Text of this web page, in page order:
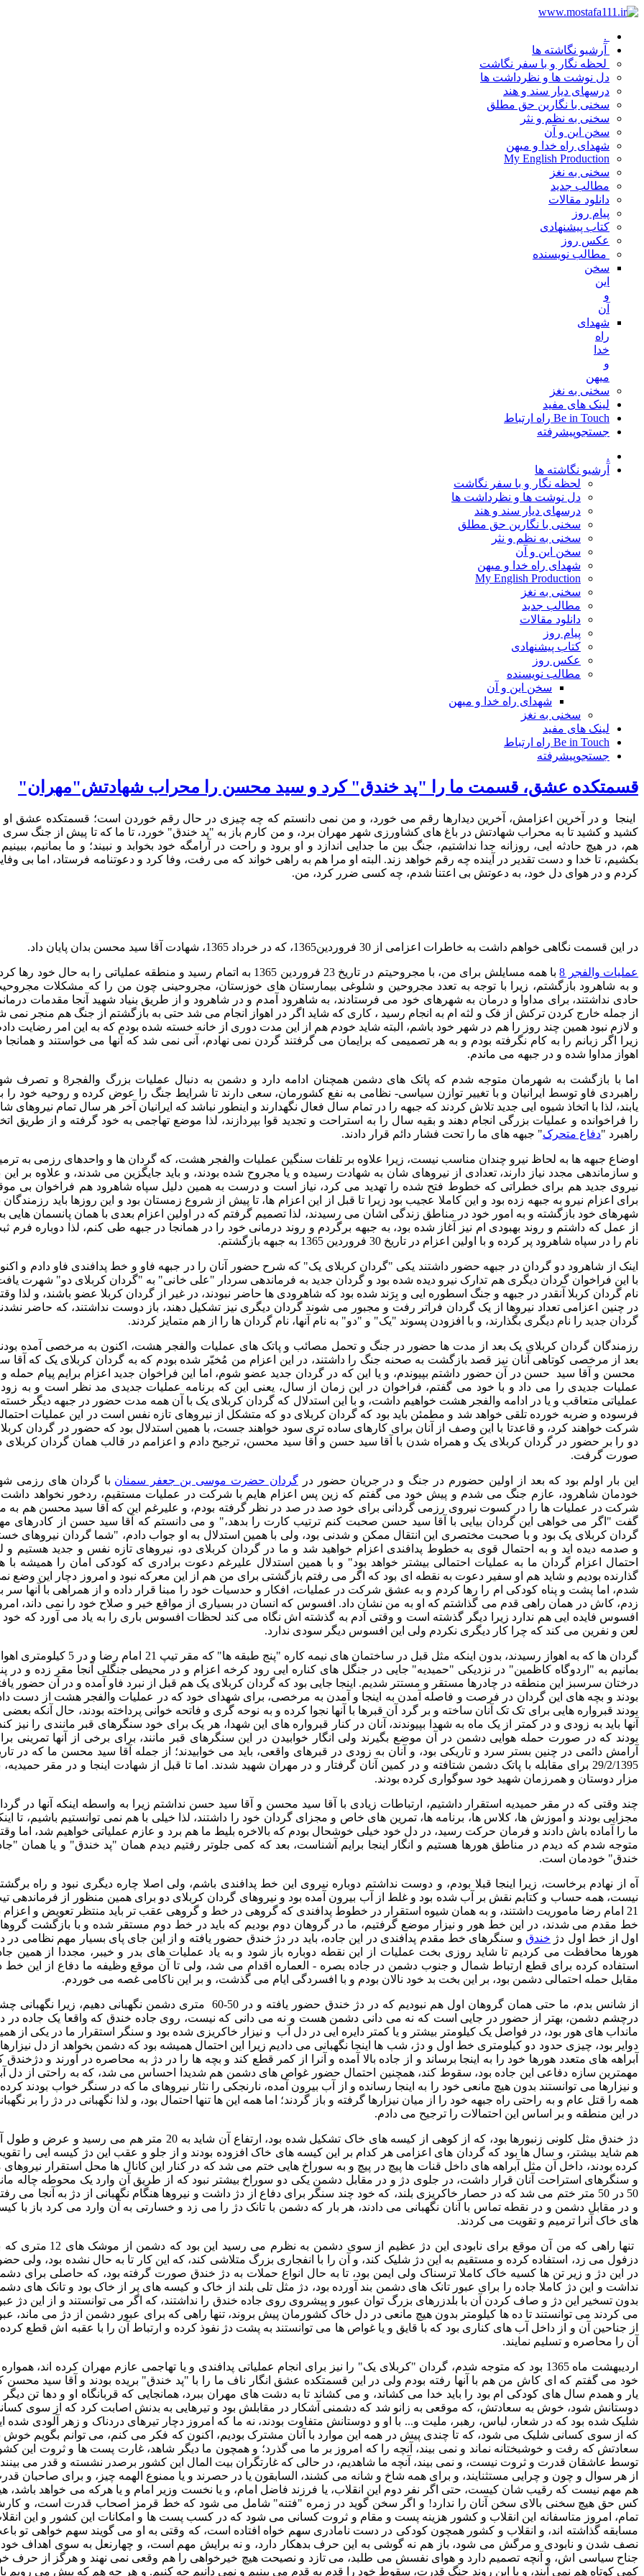
.
آرشیو نگاشته ها
لحظه نگار و با سفر نگاشت
دل نوشت ها و نظرداشت ها
درسهای دیار سند و هند
سخنی با نگارین حق مطلق
سخنی به نظم و نثر
سخن این و آن
شهدای راه خدا و میهن
My English Production
سخنی به نغز
مطالب جدید
دانلود مقالات
پیام روز
کتاب پیشنهادی
عکس روز
مطالب نویسنده
سخن
این
و
آن
شهدای
راه
خدا
و
میهن
سخنی به نغز
لینک های مفید
Be in Touch راه ارتباط
جستجوپیشرفته
.
آرشیو نگاشته ها
لحظه نگار و با سفر نگاشت
دل نوشت ها و نظرداشت ها
درسهای دیار سند و هند
سخنی با نگارین حق مطلق
سخنی به نظم و نثر
سخن این و آن
شهدای راه خدا و میهن
My English Production
سخنی به نغز
مطالب جدید
دانلود مقالات
پیام روز
کتاب پیشنهادی
عکس روز
مطالب نویسنده
سخن این و آن
شهدای راه خدا و میهن
سخنی به نغز
لینک های مفید
Be in Touch راه ارتباط
جستجوپیشرفته
قسمتکده عشق، قسمت ما را "پد خندق" کرد و سید محسن را محراب شهادتش"مهران"
اینجا و در آخرین اعزامش، آخرین دیدارها رقم می خورد، و من نمی دانستم که چه چیزی در حال رقم خوردن است؛ قسمتکده عشق او
کشید و کشید تا به محراب شهادتش در باغ های کشاورزی شهر مهران برد، و من کارم باز به "پد خندق" خورد، تا ما که تا پیش از جنگ سری
هم، در هیچ حادثه ایی، روزانه جدا نداشتیم، جنگ بین ما جدایی اندازد و او برود و راحت در آرامگه خود بخوابد و نبیند؛ و ما بمانیم،
بکشیم، تا خدا و دست تقدیر در آینده چه رقم خواهد زند. البته او مرا هم به راهی خواند که می رفت، وفا کرد و دعوتنامه فرستاد، اما بی
کردم و در هوای دل خود، به دعوتش بی اعتنا شدم، چه کسی ضرر کرد، من.
در این قسمت نگاهی خواهم داشت به خاطرات اعزامی از 30 فروردین1365، که در خرداد 1365، شهادت آقا سید محسن بدان پایان داد.
عملیات والفجر 8
با همه مسایلش برای من، با مجروحیتم در تاریخ 23 فروردین 1365 به اتمام رسید و منطقه عملیاتی را به حال خود رها
و به شاهرود بازگشتم، زیرا با توجه به تعدد مجروحین و شلوغی بیمارستان های خوزستان، مجروحینی چون من را که مشکلات
حادی نداشتند، برای مداوا و درمان به شهرهای خود می فرستادند، به شاهرود آمدم و در شاهرود و از طریق بنیاد شهید آنجا مقدمات
از جمله خارج کردن ترکش از فک و لثه ام به انجام رسید ، کاری که شاید اگر در اهواز انجام می شد حتی به بازگشتم از جنگ هم منجر نمی
و لازم نبود همین چند روز را هم در شهر خود باشم، البته شاید خودم هم از این مدت دوری از خانه خسته شده بودم که به این امر رضایت
زیرا اگر زبانم را به کام نگرفته بودم و به هر تصمیمی که برایمان می گرفتند گردن نمی نهادم، آنی نمی شد که آنها می خواستند و همانجا
اهواز مداوا شده و در جبهه می ماندم.
اما با بازگشت به شهرمان متوجه شدم که پاتک های دشمن همچنان ادامه دارد و دشمن به دنبال عملیات بزرگ
راهبردی فاو توسط ایرانیان و با تغییر توازن سیاسی- نظامی به نفع کشورمان، سعی دارند تا شرایط جنگ را عوض کرده و روحیه خود را
یابند، لذا با اتخاذ شیوه ایی جدید تلاش کردند که جبهه را در تمام سال فعال نگهدارند و اینطور نباشد که ایرانیان آخر هر سال تمام نیروهای
را فراخوانده و عملیات بزرگی انجام دهند و بقیه سال را به استراحت و تجدید قوا بپردازند، لذا موضع تهاجمی به خود گرفته و از طریق
راهبرد "دفاع متحرک" جبهه های ما را تحت فشار دائم قرار دادند.
اوضاع جبهه ها به لحاظ نیرو چندان مناسب نیست، زیرا علاوه بر تلفات سنگین عملیات والفجر هشت، که گردان ها و واحدهای رزمی به
و سازماندهی مجدد نیاز دارند، تعدادی از نیروهای شان به شهادت رسیده و یا مجروح شده بودند، و باید جایگزین می شدند، و علاوه بر این
نیروی جدید هم برای خطراتی که خطوط فتح شده را تهدید می کرد، نیاز است و درست به همین دلیل سپاه شاهرود هم فراخوان بی
برای اعزام نیرو به جبهه زده بود و این کاملا عجیب بود زیرا تا قبل از این اعزام ها، تا پیش از شروع زمستان بود و این روزها باید رزمندگان
شهرهای خود بازگشته و به امور خود در مناطق زندگی اشان می رسیدند، لذا تصمیم گرفتم که در اولین اعزام بعدی با همان پانسمان هایی
از عمل که داشتم و روند بهبودی ام نیز آغاز شده بود، به جبهه برگردم و روند درمانی خود را در همانجا در جبهه طی کنم، لذا دوباره فرم
نام را در سپاه شاهرود پر کرده و با اولین اعزام در تاریخ 30 فروردین 1365 به جبهه بازگشتم.
اینک از شاهرود دو گردان در جبهه حضور داشتند یکی "گردان کربلای یک" که شرح حضور آنان را در جبهه فاو و خط پدافندی فاو دادم و
با این فراخوان گردان دیگری هم تدارک نیرو دیده شده بود و گردان جدید به فرماندهی سردار "علی خانی" به "گردان کربلای دو" شهرت
نام گردان کربلا آنقدر در جبهه و جنگ اسطوره ایی و بِرَند شده بود که شاهرودی ها حاضر نبودند، در غیر از گردان کربلا عضو باشند، و لذا
در چنین اعزامی تعداد نیروها از یک گردان فراتر رفت و مجبور می شوند گردان دیگری نیز تشکیل دهند، باز دوست نداشتند، که حاضر
گردان جدید را نام دیگری بگذارند، و با افزودن پسوند "یک" و "دو" به نام آنها، نام گردان ها را از هم متمایز کردند.
رزمندگان گردان کربلای یک بعد از مدت ها حضور در جنگ و تحمل مصائب و پاتک های عملیات والفجر هشت، اکنون به مرخصی آمده
بعد از مرخصی کوتاهی آنان نیز قصد بازگشت به صحنه جنگ را داشتند، در این اعزام من مُخیّر شده بودم که به گردان کربلای یک که آقا
محسن و آقا سید حسن در آن حضور داشتم بپیوندم، و یا این که در گردان جدید عضو شوم، اما این فراخوان جدید اعزام برایم پیام حمله و
عملیات جدیدی را می داد و با خود می گفتم، فراخوان در این زمان از سال، یعنی این که برنامه عملیات جدیدی مد نظر است و به
عملیاتی متعاقب و یا در ادامه والفجر هشت خواهیم داشت، و با این استدلال که گردان کربلای یک با آن همه مدت حضور در جبهه دیگر
فرسوده و ضربه خورده تلقی خواهد شد و مطمئن باید بود که گردان کربلای دو که متشکل از نیروهای تازه نفس است در این عملیات
شرکت خواهند کرد، و قاعدتا با این وصف از آنان برای کارهای ساده تری سود خواهند جست، با همین استدلال بود که حضور در گردان
دو را بر حضور در گردان کربلای یک و همراه شدن با آقا سید حسن و آقا سید محسن، ترجیح دادم و اعزامم در قالب همان گردان کربلای
صورت گرفت.
این بار اولم بود که بعد از اولین حضورم در جنگ و در جریان حضور درگردان حضرت موسی بن جعفر سمنان با گردان های رزمی
خودمان شاهرود، عازم جنگ می شدم و پیش خود می گفتم که زین پس اعزام هایم با شرکت در عملیات مستقیم، ردخور نخواهد
شرکت در عملیات ها را در کسوت نیروی رزمی گردانی برای خود صد در صد در نظر گرفته بودم، و علیرغم این که آقا سید محسن هم به
گفت "اگر می خواهی این گردان بیایی با آقا سید حسن صحبت کنم ترتیب کارت را بدهد،" و می دانستم که آقا سید حسن از کادرهای
گردان کربلای یک بود و با صحبت مختصری این انتقال ممکن و شدنی بود، ولی با همین استدلال به او جواب دادم، "شما گردان نیروهای
و صدمه دیده اید و به احتمال قوی به خطوط پدافندی اعزام خواهید شد و ما در گردان کربلای دو، نیروهای تازه نفس و جدید هستیم و
احتمال اعزام گردان ما به عملیات احتمالی بیشتر خواهد بود" و با همین استدلال علیرغم دعوت برادری که کودکی امان را همیشه با
گذارنده بودیم و شاید هم او سفیر دعوت به نقطه ای بود که اگر می رفتم بازگشتی برای من هم از این معرکه نبود و امروز دچار این وضع
شدم، اما پشت و پناه کودکی ام را رها کردم و به عشق شرکت در عملیات، افکار و حدسیات خود را مبنا قرار داده و از همراهی با آنها سر
زدم، کاش در همان راهی قدم می گذاشتم که او به من نشان داد. افسوس که انسان در بسیاری از مواقع خیر و صلاح خود را نمی داند،
افسوس فایده ایی هم ندارد زیرا دیگر گذشته است و وقتی آدم به گذشته اش نگاه می کند لحظات افسوس باری را به یاد می آورد که خود
لعن و نفرین می کند که چرا کار دیگری نکردم ولی این افسوس دیگر سودی ندارد.
گردان ها که به اهواز رسیدند، بدون اینکه مثل قبل در ساختمان های نیمه کاره "پنج طبقه ها" که مقر تیپ 21 امام رضا و در
بمانیم به "اردوگاه کاظمین" در نزدیکی "حمیدیه" جایی در جنگل های کناره ایی رود کرخه اعزام و در محیطی جنگلی آنجا مقر زده و در
درختان سرسبز این منطقه در چادرها مستقر و مستتر شدیم. اینجا جایی بود که گردان کربلای یک هم قبل از نبرد فاو آمده و در آن حضور
بودند و بچه های این گردان در فرصت و فاصله آمدن به اینجا و آمدن به مرخصی، برای شهدای خود که در عملیات والفجر هشت از دست
بودند قبرواره هایی برای تک تک آنان ساخته و بر گرد آن قبرها با آنها نجوا کرده و به نوحه گری و فاتحه خوانی پرداخته بودند، حال آنکه بعضی
آنها باید به زودی و در کمتر از یک ماه به شهدا بپیوندند، آنان در کنار قبرواره های این شهدا، هر یک برای خود سنگرهای قبر مانندی را نیز
بودند که در صورت حمله هوایی دشمن در آن موضع بگیرند ولی انگار خوابیدن در این سنگرهای قبر مانند، برای برخی از آنها تمرینی
آرامش دائمی در چنین بستر سرد و تاریکی بود، و آنان به زودی در قبرهای واقعی، باید می خوابیدند؛ از جمله آقا سید محسن ما که در
29/2/1395 برای مقابله با پاتک دشمن شتافته و در کمین آنان گرفتار و در مهران شهید شدند. اما تا قبل از شهادت اینجا و در مقر حمیدیه،
مزار دوستان و همرزمان شهید خود سوگواری کرده بودند.
چند وقتی که در مقر حمیدیه استقرار داشتیم، ارتباطات زیادی با آقا سید محسن و آقا سید حسن نداشتم زیرا به واسطه اینکه آنها در
مجزایی بودند و آموزش ها، کلاس ها، برنامه ها، تمرین های خاص و مجزای گردان خود را داشتند، لذا خیلی با هم نمی توانستیم باشیم، تا
ما را آماده باش دادند و فرمان حرکت رسید، در دل خود خیلی خوشحال بودم که بالاخره بلیط ما هم برد و عازم عملیاتی خواهیم شد، اما
متوجه شدم که دیدم در مناطق هورها هستیم و انگار اینجا برایم آشناست، بعد که کمی جلوتر رفتیم دیدم همان "پد خندق" و یا همان
خندق" خودمان است.
آه از نهادم برخاست، زیرا اینجا قبلا بودم، و دوست نداشتم دوباره نیروی این خط پدافندی باشم، ولی اصلا چاره دیگری نبود و راه
نیست، همه حساب و کتابم نقش بر آب شده بود و غلط از آب بیرون آمده بود و نیروهای گردان کربلای دو برای همین منظور از فرماندهی
21 امام رضا ماموریت داشتند، و به همان شیوه استقرار در خطوط پدافندی که گروهی در خط و گروهی عقب تر باید منتظر تعویض و اعزام
خط مقدم می شدند، در این خط هور و نیزار موضع گرفتیم، ما در گروهان دوم بودیم که باید در خط دوم مستقر شده و با بازگشت
اول از خط اول دژ خندق و سنگرهای خط مقدم پدافندی در این جاده، باید در دژ خندق حضور یافته و از این جای پای بسیار مهم نظامی در
هورها محافظت می کردیم تا شاید روزی بخت عملیات از این نقطه دوباره باز شود و به یاد عملیات های بدر و خیبر، مجددا از همین
استفاده کرده برای قطع ارتباط شمال و جنوب دشمن در جاده بصره - العماره اقدام می شد، ولی تا آن موقع وظیفه ما دفاع از این خط
مقابل حمله احتمالی دشمن بود، بر این بخت بد خود نالان بودم و با افسردگی ایام می گذشت، و بر این ناکامی غصه می خوردم.
از شانس بدم، ما حتی همان گروهان اول هم نبودیم که در دژ خندق حضور یافته و در 50-60 متری دشمن نگهبانی دهیم، زیرا
درچشم دشمن، بهتر از حضور در جایی است که نه می دانی دشمن هست و نه می دانی که نیست، روی جاده خندق که واقعا یک جاده در
مانداب های هور بود، در فواصل یک کیلومتر بیشتر و یا کمتر دایره ایی در دل آب و نیزار خاکریزی شده بود و سنگر استقرار ما در یکی از
دوایر بود، چیزی حدود دو کیلومتری خط اول و دژ، شب ها اینجا نگهبانی می دادیم زیرا این احتمال همیشه بود که دشمن بخواهد از دل
آبراهه های متعدد هورها خود را به اینجا برساند و از جاده بالا آمده و آنرا از کمر قطع کند و بچه ها را در دژ به محاصره در آورند و دژخندق
مهمترین سازه دفاعی این جاده بود، سقوط کند، همچنین احتمال حضور غواص های دشمن هم شدیدا احساس می شد، که به راحتی از دل
و نیزارها می توانستند بدون هیچ مانعی خود را به اینجا رسانده و از آب بیرون آمده، نارنجکی را نثار نیروهای ما که در سنگر خواب بودند
همه را قتل عام و به راحتی راه جبهه خود را از میان نیزارها گرفته و باز گردند؛ اما همه این ها تنها احتمال بود، و لذا نگهبانی در دژ را بر
در این منطقه و بر اساس این احتمالات را ترجیح می دادم.
دژ خندق مثل کلونی زنبورها بود، که از کوهی از کیسه های خاک تشکیل شده بود، ارتفاع آن شاید به 20 متر هم می رسید و عرض
هم شاید بیشتر، و سال ها بود که گردان های اعزامی هر کدام بر این کیسه های خاک افزوده بودند و از جلو و عقب این دژ کیسه ایی را
کرده بودند، داخل آن مثل آبراهه های داخل قنات ها پیچ در پیچ و به سوراخ هایی ختم می شد که در کنار این کانال ها محل استقرار نیروهای
و سنگرهای استراحت آنان قرار داشت، در جلوی دژ و در مقابل دشمن یکی دو سوراخ بیشتر نبود که از طریق آن وارد یک محوطه چاله
50 در 50 متر ختم می شد که در حصار خاکریزی بلند، که خود چند سنگر برای دفاع از دژ داشت و نیروها هنگام نگهبانی از دژ به آنجا می
و در مقابل دشمن و در نقطه تماس با آنان نگهبانی می دادند، هر بار که دشمن با تانک دژ را می زد و خسارتی به آن وارد می کرد باز با
های خاک آنرا ترمیم و تقویت می کردند.
تنها راهی که من آن موقع برای نابودی این دژ عظیم از سوی دشمن به نظرم می رسید این بود که دشمن از
دزفول می زد، استفاده کرده و مستقیم به این دژ شلیک کند، و آن را با انفجاری بزرگ متلاشی کند، که این کار تا به حال نشده بود، ولی
در این دژ و زیر تن ها کسیه خاک کاملا ترسناک ولی ایمن بود، تا به حال انواع حملات به دژ خندق صورت گرفته بود، که حاصلی برای
نداشت و این دژ کاملا جاده را برای عبور تانک های دشمن بند آورده بود، دژ مثل تلی بلند از خاک و کیسه های پر از خاک بود و تانک های
بدون تسخیر این دژ و صاف کردن آن با بلدزرهای بزرگ توان عبور و پیشروی روی جاده خندق را نداشتند، که اگر می توانستند و از این دژ
می کردند می توانستند تا ده ها کیلومتر بدون هیچ مانعی در دل خاک کشورمان پیش بروند، تنها راهی که برای عبور دشمن از دژ می ماند،
از جناحین آن و از داخل آب های کناری بود که با قایق و یا غواص ها می توانستند به پشت دژ نفوذ کرده و ارتباط آن را با عقبه اش قطع
آن را محاصره و تسلیم نمایند.
اردیبهشت ماه 1365 بود که متوجه شدم، گردان "کربلای یک" را نیز برای انجام عملیاتی پدافندی و یا تهاجمی عازم مهران کرده اند، همواره
خود می گفتم که ای کاش من هم با آنها رفته بودم ولی در این قسمتکده عشق انگار ناف ما را با "پد خندق" بریده بودند و آقا سید محسن
یار و همدم سال های کودکی ام بود را باید خدا می کشاند، و می کشاند تا به دشت های مهران ببرد، همانجایی که قربانگاه او و دها تن دیگر
دوستانش شود، خوش به سعادتش، که موقعی به زانو شد که دشمنی آشکار در مقابلش بود و تیرهایی به بدنش اصابت کرد که از سوی
شلیک شده بود که در شعار، لباس، رهبر، ملیت و... با او و دوستانش متفاوت بودند، نه ما که امروز دچار تیرهای دردناک و زهر آلودی شده
که از سوی کسانی شلیک می شود، که تا چندی پیش در همه این موارد با آنان مشترک بودیم، اکنون که فکر می کنم، می توانم بگویم خوش
سعادتش که رفت و خوشبختانه نماند و نمی بیند، آنچه را که امروز بر ما می گذرد؛ و همچون ما دیگر شاهد، غارت پست ها و ثروت این
توسط عاشقان قدرت و ثروت نیست، و نمی بیند، آنچه ما شاهدیم، در حالی که غارتگران بیت المال این کشور برصدر نشسته و قدر می
از هر سوال و چون و چرایی مستثنایند، و برای همه شاخ و شانه می کشند، السابقون یا در حصرند و یا ممنوع الهمه چیز، و برای صاحبان
هم مهم نیست که رقیب شان کیست، حتی اگر نفر دوم این انقلاب، یا فرزند فاضل امام، و یا نخست وزیر امام و یا هرکه می خواهد باشد،
کس حق هیچ سخنی بالای سخن آنان را ندارد! و اگر سخن گوید در زمره "فتنه" شامل می شود که خط قرمز اصحاب قدرت است، و
تمام، امروز متاسفانه این انقلاب و کشور هزینه پست و مقام و ثروت کسانی می شود که در کسب پست ها و امکانات این کشور و این
مسابقه گذاشته اند، و انقلاب و کشور همچون کودکی در دست نامادری سهم خواه افتاده است، که وقتی به او می گویند سهم خواهی تو
نصف شدن و نابودی و مرگش می شود، باز هم نه گوشی به این حرف بدهکار دارد، و نه برایش مهم است، و چهارنعل به سوی اهداف
جناح سیاسی اش، و آنچه تصمیم دارد و هوای نفسش می طلبد، می تازد و نصیحت هیچ خیرخواهی را هم وقعی نمی نهند و هرگز از حرف
کمی کوتاه هم نمی آیند، و با این روند جنگ قدرت، سقوط خود را قدم به قدم می بینیم و نمی دانیم چه کنیم. و هر چه هم که پیش می رویم